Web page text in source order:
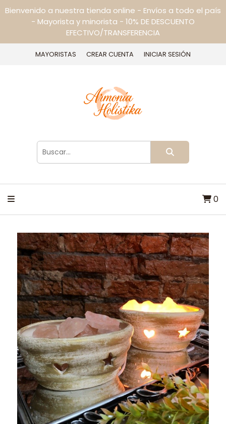
Bienvenido a nuestra tienda online - Envíos a todo el país
- Mayorista y minorista - 10% DE DESCUENTO
EFECTIVO/TRANSFERENCIA
MAYORISTAS CREAR CUENTA INICIAR SESIÓN
0